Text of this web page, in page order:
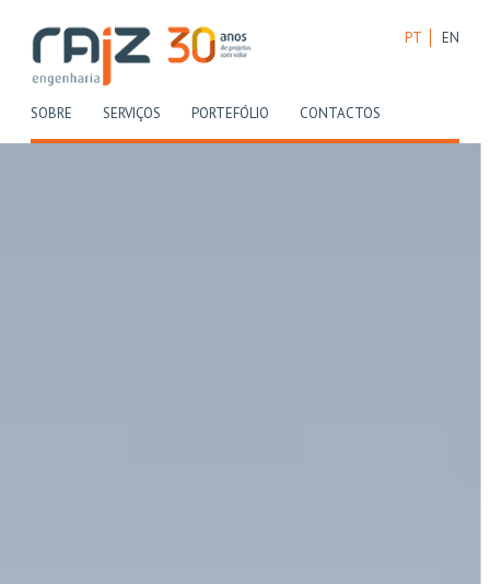
PT EN
SOBRE (CURRENT)
SERVIÇOS (CURRENT)
PORTEFÓLIO (CURRENT)
CONTACTOS